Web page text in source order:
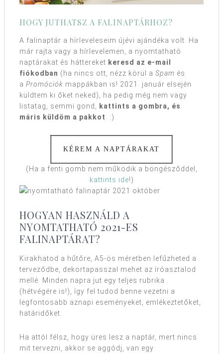
HOGY JUTHATSZ A FALINAPTÁRHOZ?
A falinaptár a hírleveleseim újévi ajándéka volt. Ha
már rajta vagy a hírlevelemen, a nyomtatható
naptárakat és háttereket keresd az e-mail
fiókodban (ha nincs ott, nézz körül a Spam és
a Promóciók mappákban is! 2021. január elsején
küldtem ki őket neked), ha pedig még nem vagy
listatag, semmi gond,
kattints a gombra, és
máris küldöm a pakkot
. :)
KÉREM A NAPTÁRAKAT
(Ha a fenti gomb nem működik a böngésződdel,
kattints ide!)
HOGYAN HASZNÁLD A
NYOMTATHATÓ 2021-ES
FALINAPTÁRAT?
Kirakhatod a hűtőre, A5-ös méretben lefűzheted a
terveződbe, dekortapasszal mehet az íróasztalod
mellé. Minden napra jut egy teljes rubrika
(hétvégére is!), így fel tudod benne vezetni a
legfontosabb aznapi eseményeket, emlékeztetőket,
határidőket.
Ha attól félsz, hogy üres lesz a naptár, mert nincs
mit tervezni, akkor se aggódj, van egy